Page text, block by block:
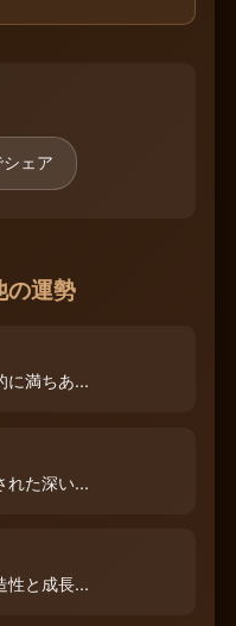
シェア
の運勢
に満ちあ...
れた深い...
性と成長...